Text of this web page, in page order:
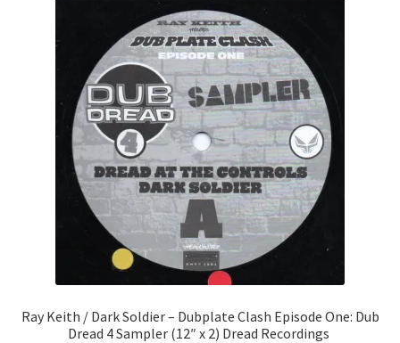
Ray Keith / Dark Soldier ‎– Dubplate Clash Episode One: Dub
Dread 4 Sampler (12″ x 2) Dread Recordings ‎